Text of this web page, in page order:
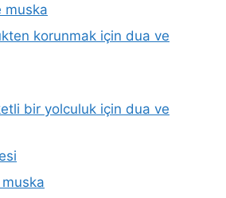
muska
korunmak için dua ve
bir yolculuk için dua ve